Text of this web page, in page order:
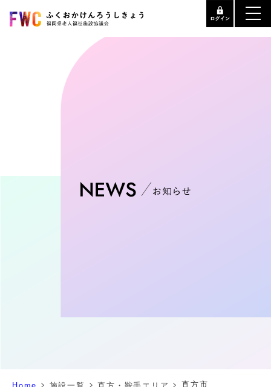
Home > 施設一覧 >直方・鞍手エリア >直方市